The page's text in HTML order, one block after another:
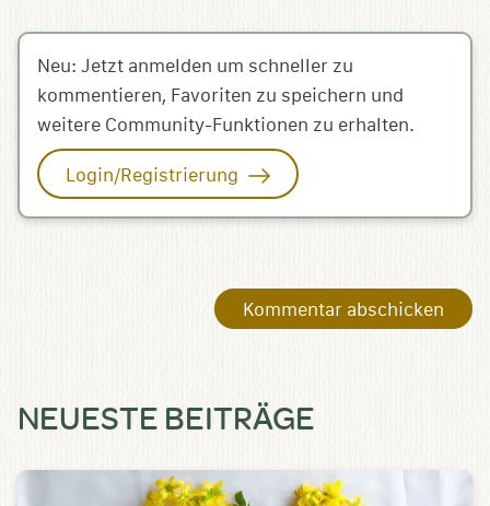
Neu: Jetzt anmelden um schneller zu
kommentieren, Favoriten zu speichern und
weitere Community-Funktionen zu erhalten.
Login/Registrierung
NEUESTE BEITRÄGE